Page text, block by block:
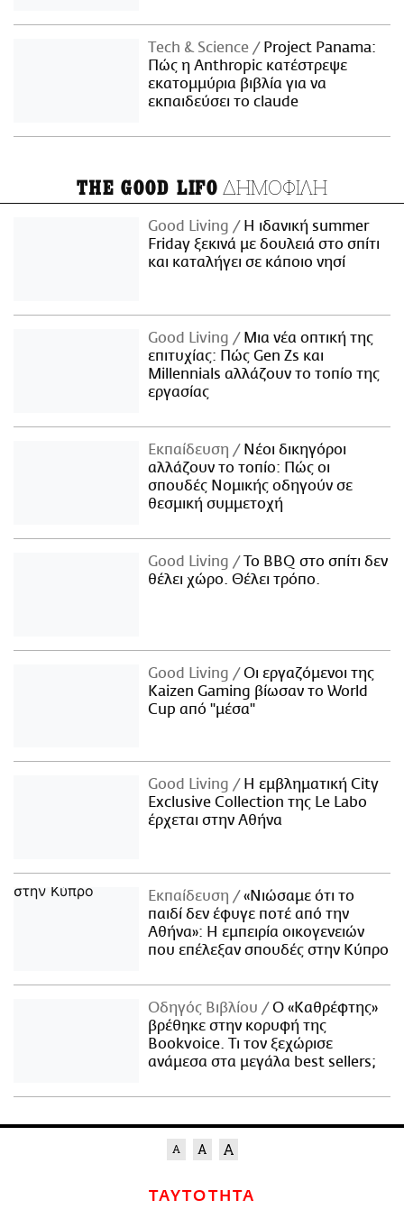
Τech & Science
Project Panama:
Πώς η Anthropic κατέστρεψε
εκατομμύρια βιβλία για να
εκπαιδεύσει το claude
THE GOOD LIFO ΔΗΜΟΦΙΛΗ
Good Living
Η ιδανική summer
Friday ξεκινά με δουλειά στο σπίτι
και καταλήγει σε κάποιο νησί
Good Living
Μια νέα οπτική της
επιτυχίας: Πώς Gen Zs και
Millennials αλλάζουν το τοπίο της
εργασίας
Εκπαίδευση
Νέοι δικηγόροι
αλλάζουν το τοπίο: Πώς οι
σπουδές Νομικής οδηγούν σε
θεσμική συμμετοχή
Good Living
Το BBQ στο σπίτι δεν
θέλει χώρο. Θέλει τρόπο.
Good Living
Οι εργαζόμενοι της
Kaizen Gaming βίωσαν το World
Cup από "μέσα"
Good Living
Η εμβληματική City
Exclusive Collection της Le Labo
έρχεται στην Αθήνα
Εκπαίδευση
«Νιώσαμε ότι το
παιδί δεν έφυγε ποτέ από την
Αθήνα»: Η εμπειρία οικογενειών
που επέλεξαν σπουδές στην Κύπρο
Οδηγός Βιβλίου
Ο «Καθρέφτης»
βρέθηκε στην κορυφή της
Bookvoice. Τι τον ξεχώρισε
ανάμεσα στα μεγάλα best sellers;
ΤΑΥΤΟΤΗΤΑ